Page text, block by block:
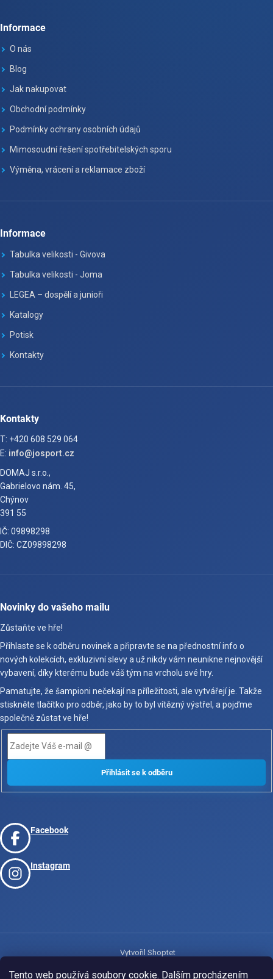
Tento web používá soubory cookie. Dalším procházením
Informace
O nás
Blog
Jak nakupovat
Obchodní podmínky
Podmínky ochrany osobních údajů
Mimosoudní řešení spotřebitelských sporu
Výměna, vrácení a reklamace zboží
Informace
Tabulka velikosti - Givova
Tabulka velikosti - Joma
LEGEA – dospělí a junioři
Katalogy
Potisk
Kontakty
Kontakty
T: +420 608 529 064
E: info@josport.cz
DOMAJ s.r.o.,
Gabrielovo nám. 45,
Chýnov
391 55
IČ: 09898298
DIČ: CZ09898298
Novinky do vašeho mailu
Zůstaňte ve hře!
Přihlaste se k odběru novinek a připravte se na přednostní info o
nových kolekcích, exkluzivní slevy a už nikdy vám neunikne nejnovější
vybavení, díky kterému bude váš tým na vrcholu své hry.
Pamatujte, že šampioni nečekají na příležitosti, ale vytvářejí je. Takže
stiskněte tlačítko pro odběr, jako by to byl vítězný výstřel, a pojďme
společně zůstat ve hře!
Facebook
Instagram
Vytvořil Shoptet